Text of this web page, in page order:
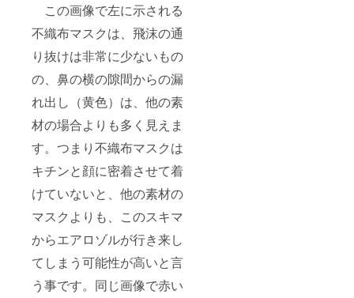
この画像で左に示される
不織布マスクは、飛沫の通
り抜けは非常に少ないもの
の、鼻の横の隙間からの漏
れ出し（黄色）は、他の素
材の場合よりも多く見えま
す。つまり不織布マスクは
キチンと顔に密着させて着
けていないと、他の素材の
マスクよりも、このスキマ
からエアロゾルが行き来し
てしまう可能性が高いと言
う事です。同じ画像で赤い